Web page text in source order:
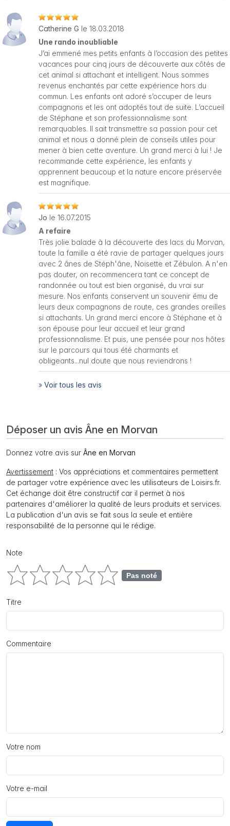
Catherine G le 18.03.2018
Une rando inoubliable
J’ai emmené mes petits enfants à l’occasion des petites
vacances pour cinq jours de découverte aux côtés de
cet animal si attachant et intelligent. Nous sommes
revenus enchantés par cette expérience hors du
commun. Les enfants ont adoré s’occuper de leurs
compagnons et les ont adoptés tout de suite. L’accueil
de Stéphane et son professionnalisme sont
remarquables. Il sait transmettre sa passion pour cet
animal et nous a donné plein de conseils utiles pour
mener à bien cette aventure. Un grand merci à lui ! Je
recommande cette expérience, les enfants y
apprennent beaucoup et la nature encore préservée
est magnifique.
Jo le 16.07.2015
A refaire
Très jolie balade à la découverte des lacs du Morvan,
toute la famille a été ravie de partager quelques jours
avec 2 ânes de Stéph'âne, Noisette et Zébulon. A n'en
pas douter, on recommencera tant ce concept de
randonnée ou tout est bien organisé, du vrai sur
mesure. Nos enfants conservent un souvenir ému de
leurs deux compagnons de route, ces grandes oreilles
si attachants. Un grand merci encore à Stéphane et à
son épouse pour leur accueil et leur grand
professionnalisme. Et puis, une pensée pour nos hôtes
sur le parcours qui tous été charmants et
obligeants...nul doute que nous reviendrons !
» Voir tous les avis
Déposer un avis Âne en Morvan
Donnez votre avis sur Âne en Morvan
Avertissement : Vos appréciations et commentaires permettent
de partager votre expérience avec les utilisateurs de Loisirs.fr.
Cet échange doit être constructif car il permet à nos
partenaires d'améliorer la qualité de leurs produits et services.
La publication d'un avis se fait sous la seule et entière
responsabilité de la personne qui le rédige.
Note
Pas noté
Titre
Commentaire
Votre nom
Votre e-mail